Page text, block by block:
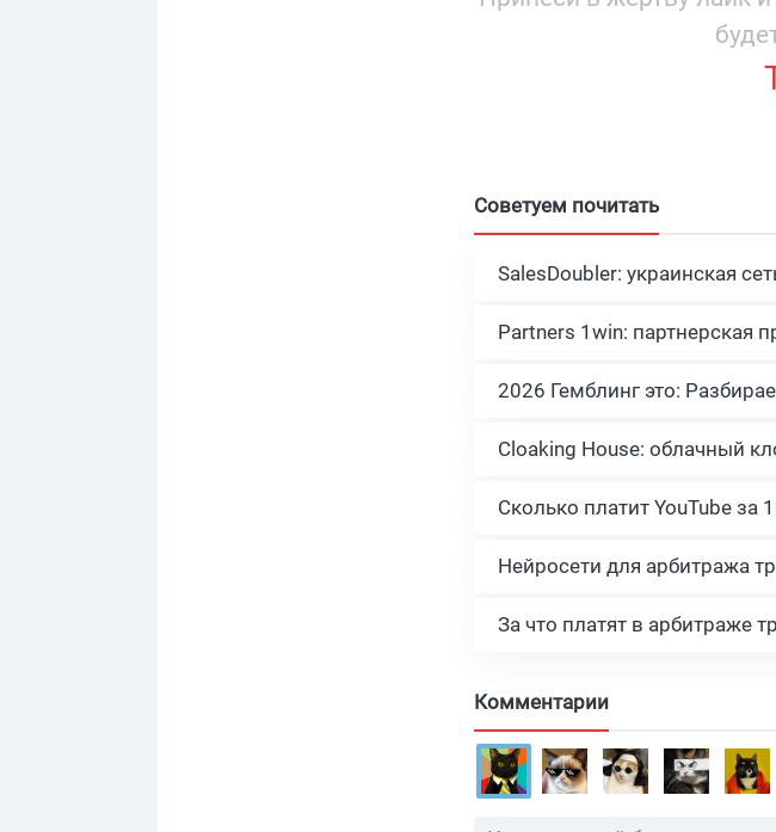
Советуем почитать
SalesDoubler: украинская
Partners 1win: партнерская
Нейросети для арбитража
За что платят в арбитраже
Комментарии